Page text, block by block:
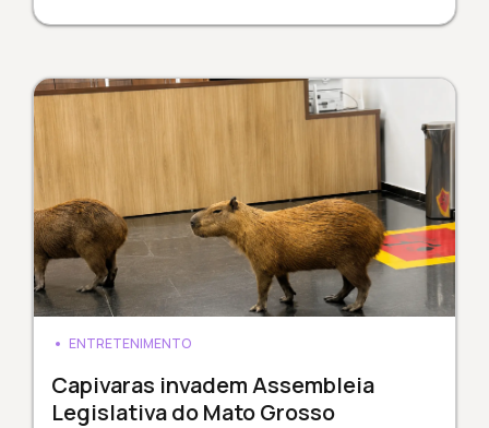
ENTRETENIMENTO
Capivaras invadem Assembleia
Legislativa do Mato Grosso